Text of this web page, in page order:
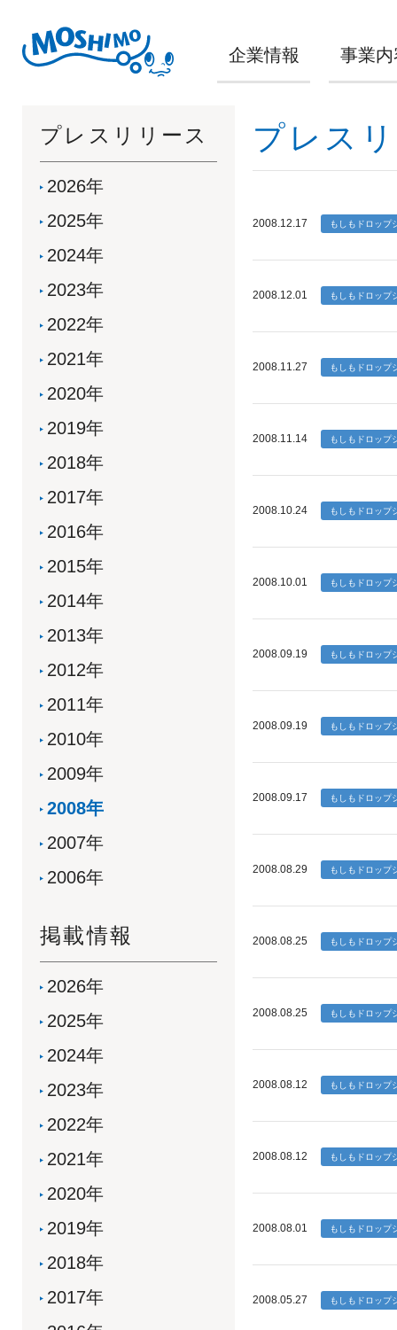
企業情報 事業内
プレス
2008.12.17
2008.12.01
2008.11.27
2008.11.14
2008.10.24
2008.10.01
2008.09.19
2008.09.19
2008.09.17
2008.08.29
2008.08.25
2008.08.25
2008.08.12
2008.08.12
2008.08.01
2008.05.27
プレスリリース
2026年
2025年
2024年
2023年
2022年
2021年
2020年
2019年
2018年
2017年
2016年
2015年
2014年
2013年
2012年
2011年
2010年
2009年
2008年
2007年
2006年
掲載情報
2026年
2025年
2024年
2023年
2022年
2021年
2020年
2019年
2018年
2017年